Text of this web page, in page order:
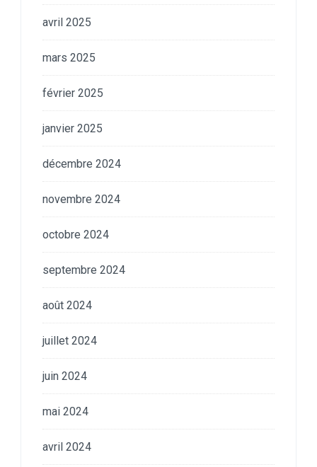
avril 2025
mars 2025
février 2025
janvier 2025
décembre 2024
novembre 2024
octobre 2024
septembre 2024
août 2024
juillet 2024
juin 2024
mai 2024
avril 2024